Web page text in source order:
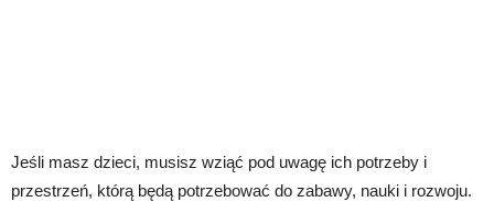
Jeśli masz dzieci, musisz wziąć pod uwagę ich potrzeby i
przestrzeń, którą będą potrzebować do zabawy, nauki i rozwoju.